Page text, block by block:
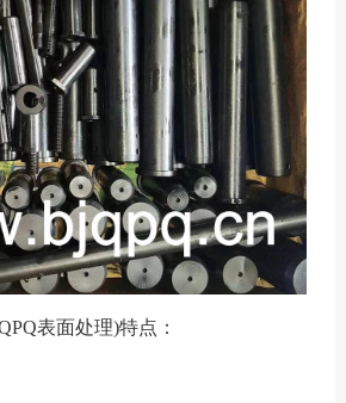
表面处理)特点：